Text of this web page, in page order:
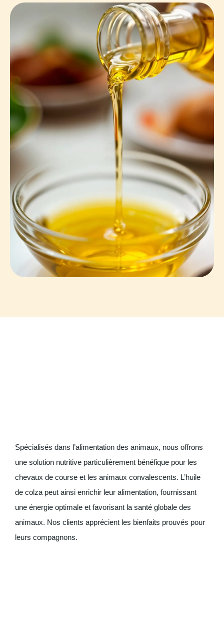
Spécialisés dans l’alimentation des animaux, nous offrons
une solution nutritive particulièrement bénéfique pour les
chevaux de course et les animaux convalescents. L’huile
de colza peut ainsi enrichir leur alimentation, fournissant
une énergie optimale et favorisant la santé globale des
animaux. Nos clients apprécient les bienfaits prouvés pour
leurs compagnons.